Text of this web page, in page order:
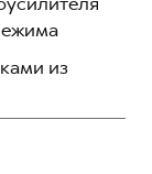
из